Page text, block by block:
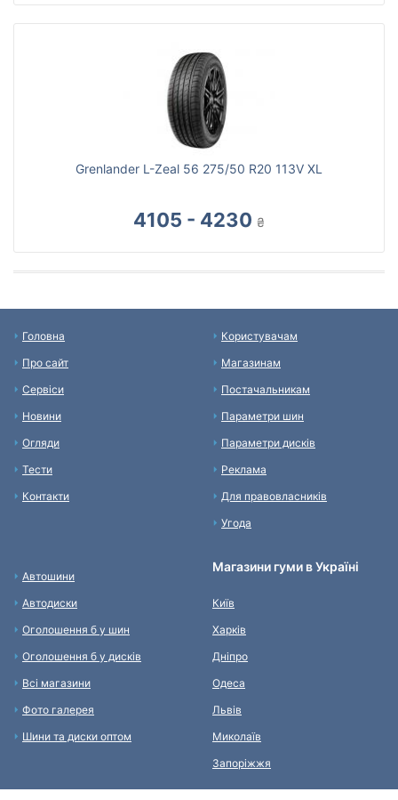
Grenlander L-Zeal 56 275/50 R20 113V XL
4105 - 4230 ₴
Головна
Про сайт
Сервіси
Новини
Огляди
Тести
Контакти
Користувачам
Магазинам
Постачальникам
Параметри шин
Параметри дисків
Реклама
Для правовласників
Угода
Автошини
Автодиски
Оголошення б у шин
Оголошення б у дисків
Всі магазини
Фото галерея
Шини та диски оптом
Магазини гуми в Україні
Київ
Харків
Дніпро
Одеса
Львів
Миколаїв
Запоріжжя